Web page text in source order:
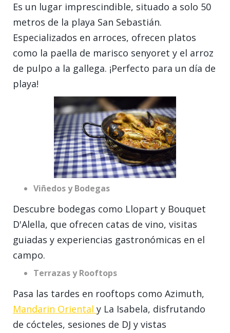
Es un lugar imprescindible, situado a solo 50
metros de la playa San Sebastián.
Especializados en arroces, ofrecen platos
como la paella de marisco senyoret y el arroz
de pulpo a la gallega. ¡Perfecto para un día de
playa!
Viñedos y Bodegas
Descubre bodegas como Llopart y Bouquet
D'Alella, que ofrecen catas de vino, visitas
guiadas y experiencias gastronómicas en el
campo.
Terrazas y Rooftops
Pasa las tardes en rooftops como Azimuth,
Mandarin Oriental y La Isabela, disfrutando
de cócteles, sesiones de DJ y vistas